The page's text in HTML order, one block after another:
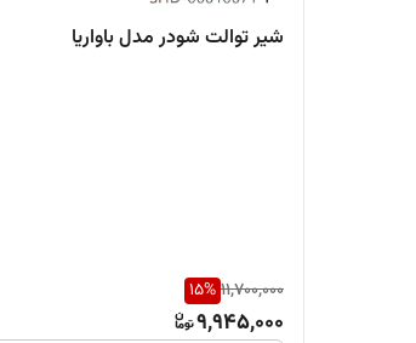
شیر توالت شودر مدل باواریا
11,700,000
15%
9,945,000